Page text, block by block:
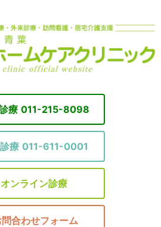
療 011-215-8098
療 011-611-0001
オンライン診療
問合わせフォーム